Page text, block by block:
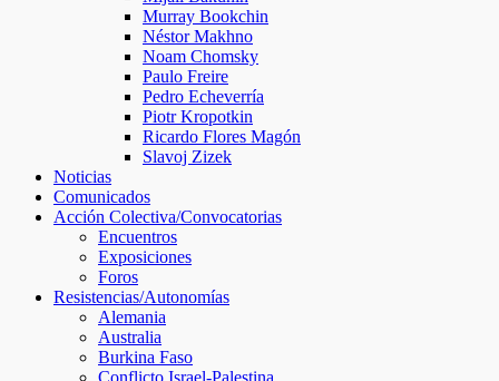
Murray Bookchin
Néstor Makhno
Noam Chomsky
Paulo Freire
Pedro Echeverría
Piotr Kropotkin
Ricardo Flores Magón
Slavoj Zizek
Noticias
Comunicados
Acción Colectiva/Convocatorias
Encuentros
Exposiciones
Foros
Resistencias/Autonomías
Alemania
Australia
Burkina Faso